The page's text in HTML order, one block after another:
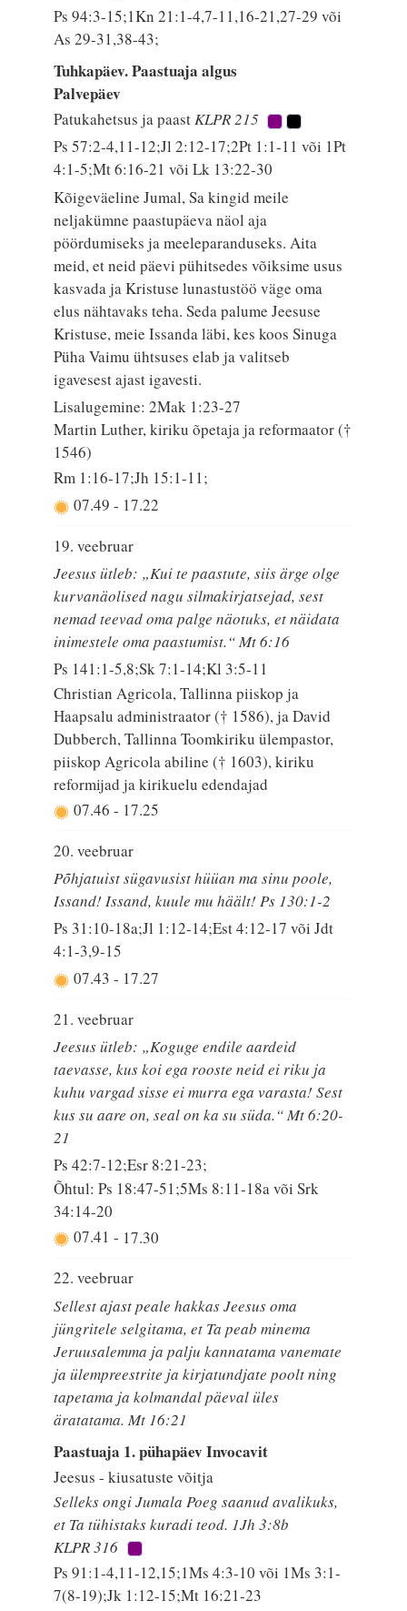
Ps 94:3-15;1Kn 21:1-4,7-11,16-21,27-29 või
As 29-31,38-43;
Tuhkapäev. Paastuaja algus
Palvepäev
Patukahetsus ja paastKLPR 215
Ps 57:2-4,11-12;Jl 2:12-17;2Pt 1:1-11 või 1Pt
4:1-5;Mt 6:16-21 või Lk 13:22-30
Kõigeväeline Jumal, Sa kingid meile
neljakümne paastupäeva näol aja
pöördumiseks ja meeleparanduseks. Aita
meid, et neid päevi pühitsedes võiksime usus
kasvada ja Kristuse lunastustöö väge oma
elus nähtavaks teha. Seda palume Jeesuse
Kristuse, meie Issanda läbi, kes koos Sinuga
Püha Vaimu ühtsuses elab ja valitseb
igavesest ajast igavesti.
Lisalugemine: 2Mak 1:23-27
Martin Luther, kiriku õpetaja ja reformaator (†
1546)
Rm 1:16-17;Jh 15:1-11;
07.49- 17.22
19. veebruar
Jeesus ütleb: „Kui te paastute, siis ärge olge
kurvanäolised nagu silmakirjatsejad, sest
nemad teevad oma palge näotuks, et näidata
inimestele oma paastumist.“ Mt 6:16
Ps 141:1-5,8;Sk 7:1-14;Kl 3:5-11
Christian Agricola, Tallinna piiskop ja
Haapsalu administraator († 1586), ja David
Dubberch, Tallinna Toomkiriku ülempastor,
piiskop Agricola abiline († 1603), kiriku
reformijad ja kirikuelu edendajad
07.46- 17.25
20. veebruar
Põhjatuist sügavusist hüüan ma sinu poole,
Issand! Issand, kuule mu häält! Ps 130:1-2
Ps 31:10-18a;Jl 1:12-14;Est 4:12-17 või Jdt
4:1-3,9-15
07.43- 17.27
21. veebruar
Jeesus ütleb: „Koguge endile aardeid
taevasse, kus koi ega rooste neid ei riku ja
kuhu vargad sisse ei murra ega varasta! Sest
kus su aare on, seal on ka su süda.“ Mt 6:20-
21
Ps 42:7-12;Esr 8:21-23;
Õhtul: Ps 18:47-51;5Ms 8:11-18a või Srk
34:14-20
07.41- 17.30
22. veebruar
Sellest ajast peale hakkas Jeesus oma
jüngritele selgitama, et Ta peab minema
Jeruusalemma ja palju kannatama vanemate
ja ülempreestrite ja kirjatundjate poolt ning
tapetama ja kolmandal päeval üles
äratatama. Mt 16:21
Paastuaja 1. pühapäev Invocavit
Jeesus - kiusatuste võitja
Selleks ongi Jumala Poeg saanud avalikuks,
et Ta tühistaks kuradi teod. 1Jh 3:8b
KLPR 316
Ps 91:1-4,11-12,15;1Ms 4:3-10 või 1Ms 3:1-
7(8-19);Jk 1:12-15;Mt 16:21-23